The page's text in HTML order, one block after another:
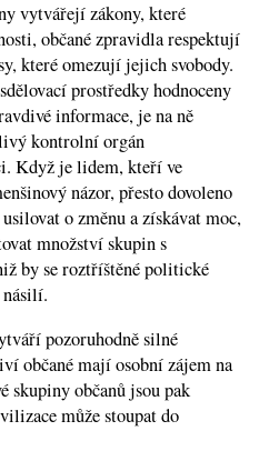
vytvářejí zákony, které
občané zpravidla respektují
které omezují jejich svobody.
prostředky hodnoceny
informace, je na ně
kontrolní orgán
Když je lidem, kteří ve
názor, přesto dovoleno
o změnu a získávat moc,
množství skupin s
by se roztříštěné politické
pozoruhodně silné
občané mají osobní zájem na
skupiny občanů jsou pak
může stoupat do